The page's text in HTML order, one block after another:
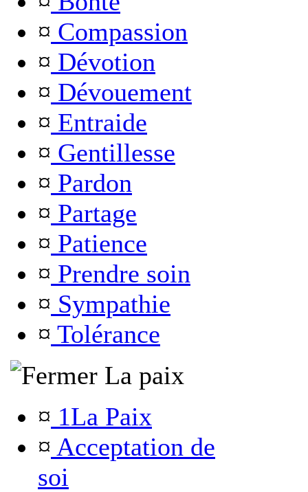
¤ Compassion
¤ Dévotion
¤ Dévouement
¤ Entraide
¤ Gentillesse
¤ Pardon
¤ Partage
¤ Patience
¤ Prendre soin
¤ Sympathie
¤ Tolérance
La paix
¤ 1La Paix
¤ Acceptation de
soi